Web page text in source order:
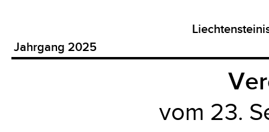
Jahrgang 2025
vom 23.